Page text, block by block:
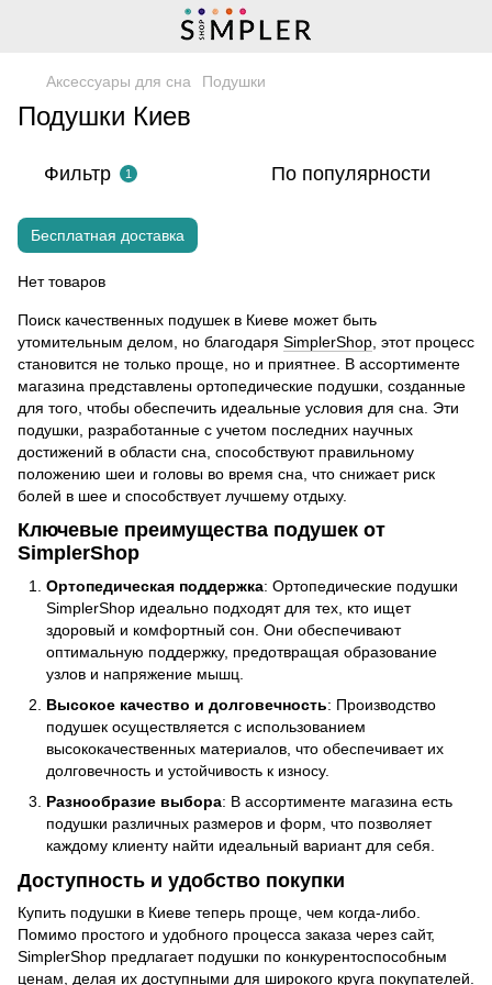
Аксессуары для сна Подушки
Подушки Киев
Фильтр 1 По популярности
Бесплатная доставка
Нет товаров
Поиск качественных подушек в Киеве может быть
утомительным делом, но благодаря SimplerShop , этот процесс
становится не только проще, но и приятнее. В ассортименте
магазина представлены ортопедические подушки, созданные
для того, чтобы обеспечить идеальные условия для сна. Эти
подушки, разработанные с учетом последних научных
достижений в области сна, способствуют правильному
положению шеи и головы во время сна, что снижает риск
болей в шее и способствует лучшему отдыху.
Ключевые преимущества подушек от
SimplerShop
Ортопедическая поддержка: Ортопедические подушки
SimplerShop идеально подходят для тех, кто ищет
здоровый и комфортный сон. Они обеспечивают
оптимальную поддержку, предотвращая образование
узлов и напряжение мышц.
Высокое качество и долговечность: Производство
подушек осуществляется с использованием
высококачественных материалов, что обеспечивает их
долговечность и устойчивость к износу.
Разнообразие выбора: В ассортименте магазина есть
подушки различных размеров и форм, что позволяет
каждому клиенту найти идеальный вариант для себя.
Доступность и удобство покупки
Купить подушки в Киеве теперь проще, чем когда-либо.
Помимо простого и удобного процесса заказа через сайт,
SimplerShop предлагает подушки по конкурентоспособным
ценам, делая их доступными для широкого круга покупателей.